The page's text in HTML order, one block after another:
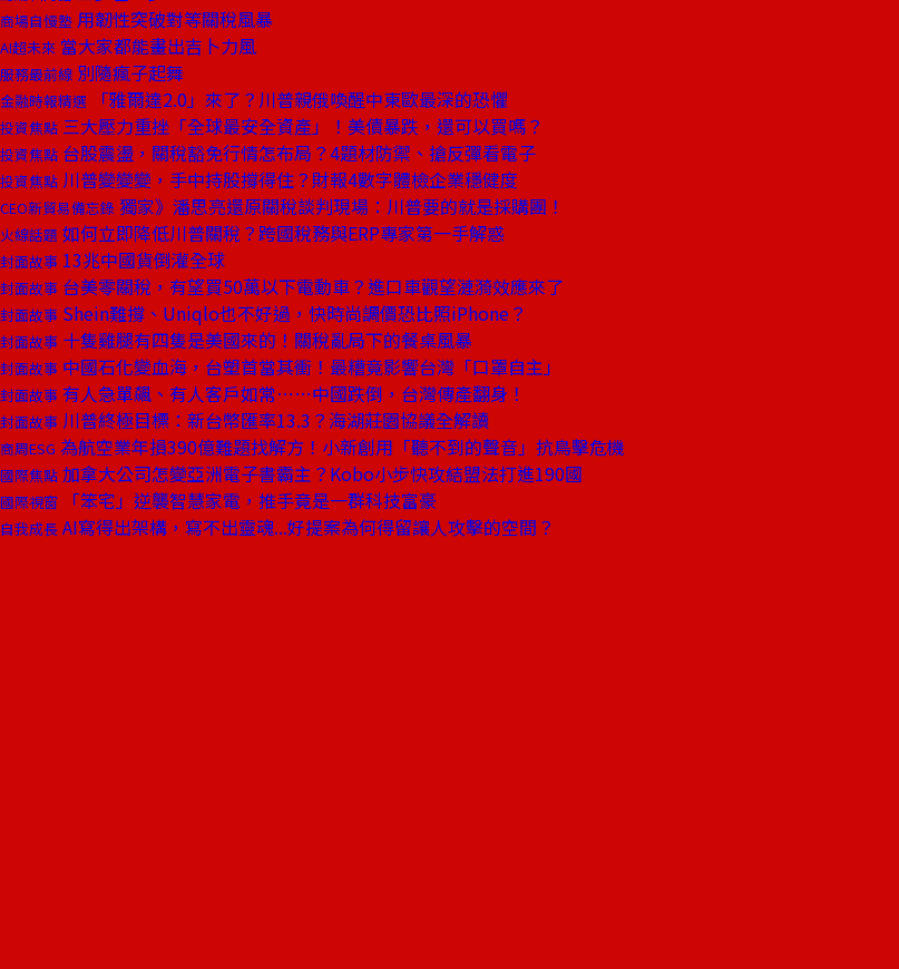
商場自慢塾 用韌性突破對等關稅風暴
AI超未來 當大家都能畫出吉卜力風
服務最前線 別隨瘋子起舞
金融時報精選 「雅爾達2.0」來了？川普親俄喚醒中東歐最深的恐懼
投資焦點 三大壓力重挫「全球最安全資產」！美債暴跌，還可以買嗎？
投資焦點 台股震盪，關稅豁免行情怎布局？4題材防禦、搶反彈看電子
投資焦點 川普變變變，手中持股撐得住？財報4數字體檢企業穩健度
CEO新貿易備忘錄 獨家》潘思亮還原關稅談判現場：川普要的就是採購團！
火線話題 如何立即降低川普關稅？跨國稅務與ERP專家第一手解惑
封面故事 13兆中國貨倒灌全球
封面故事 台美零關稅，有望買50萬以下電動車？進口車觀望漣漪效應來了
封面故事 Shein難撐、Uniqlo也不好過，快時尚調價恐比照iPhone？
封面故事 十隻雞腿有四隻是美國來的！關稅亂局下的餐桌風暴
封面故事 中國石化變血海，台塑首當其衝！最糟竟影響台灣「口罩自主」
封面故事 有人急單飆、有人客戶如常⋯⋯中國跌倒，台灣傳產翻身！
封面故事 川普終極目標：新台幣匯率13.3？海湖莊園協議全解讀
商周ESG 為航空業年損390億難題找解方！小新創用「聽不到的聲音」抗鳥擊危機
國際焦點 加拿大公司怎變亞洲電子書霸主？Kobo小步快攻結盟法打進190國
國際視窗 「笨宅」逆襲智慧家電，推手竟是一群科技富豪
自我成長 AI寫得出架構，寫不出靈魂...好提案為何得留讓人攻擊的空間？